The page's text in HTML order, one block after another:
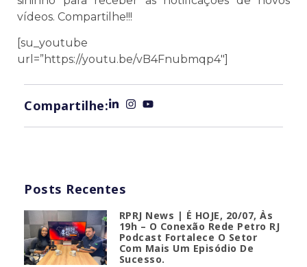
vídeos. Compartilhe!!!
[su_youtube
url=”https://youtu.be/vB4Fnubmqp4″]
Compartilhe:
Posts Recentes
RPRJ News | É HOJE, 20/07, Às
19h – O Conexão Rede Petro RJ
Podcast Fortalece O Setor
Com Mais Um Episódio De
Sucesso.